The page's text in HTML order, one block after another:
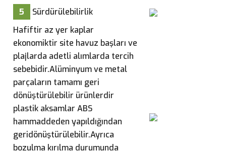
5
Sürdürülebilirlik
Hafiftir az yer kaplar
ekonomiktir site havuz başları ve
plajlarda adetli alımlarda tercih
sebebidir.Alüminyum ve metal
parçaların tamamı geri
dönüştürülebilir ürünlerdir
plastik aksamlar ABS
hammaddeden yapıldığından
geridönüştürülebilir.Ayrıca
bozulma kırılma durumunda